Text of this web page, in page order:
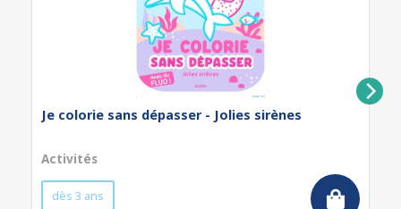
Je colorie sans dépasser - Jolies sirènes
Activités
dès 3 ans